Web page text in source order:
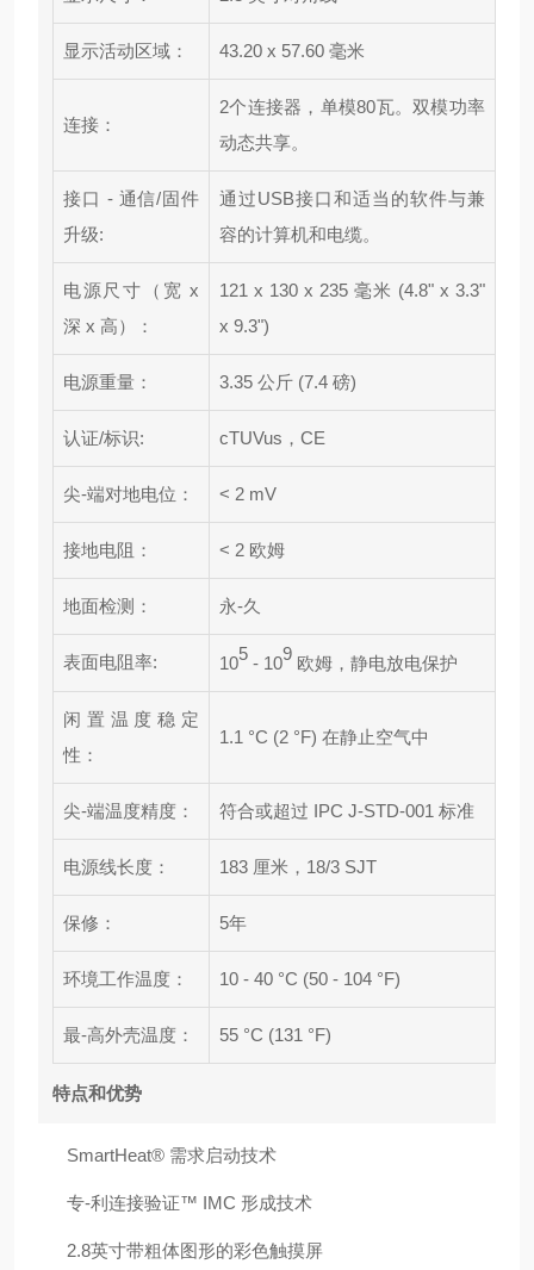
显示活动区域： 43.20 x 57.60 毫米
连接：
2个连接器，单模80瓦。双模功率
动态共享。
接口 - 通信/固件
升级:
通过USB接口和适当的软件与兼
容的计算机和电缆。
电源尺寸（宽 x
深 x 高）：
121 x 130 x 235 毫米 (4.8" x 3.3"
x 9.3")
电源重量： 3.35 公斤 (7.4 磅)
认证/标识: cTUVus，CE
尖-端对地电位： < 2 mV
接地电阻： < 2 欧姆
地面检测： 永-久
表面电阻率: 10
5
- 10
9
欧姆，静电放电保护
闲置温度稳定
性：
1.1 °C (2 °F) 在静止空气中
尖-端温度精度： 符合或超过 IPC J-STD-001 标准
电源线长度： 183 厘米，18/3 SJT
保修： 5年
环境工作温度： 10 - 40 °C (50 - 104 °F)
最-高外壳温度： 55 °C (131 °F)
特点和优势
SmartHeat® 需求启动技术
专-利连接验证™ IMC 形成技术
2.8英寸带粗体图形的彩色触摸屏